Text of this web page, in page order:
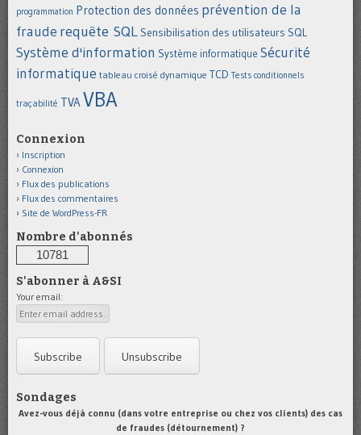
programmation Protection des données prévention de la
fraude requête SQL Sensibilisation des utilisateurs SQL
Système d'information Système informatique Sécurité
informatique tableau croisé dynamique TCD Tests conditionnels
traçabilité TVAVBA
Connexion
Inscription
Connexion
Flux des publications
Flux des commentaires
Site de WordPress-FR
Nombre d'abonnés
10781
S'abonner à A&SI
Your email:
Sondages
Avez-vous déjà connu (dans votre entreprise ou chez vos clients) des cas
de fraudes (détournement) ?